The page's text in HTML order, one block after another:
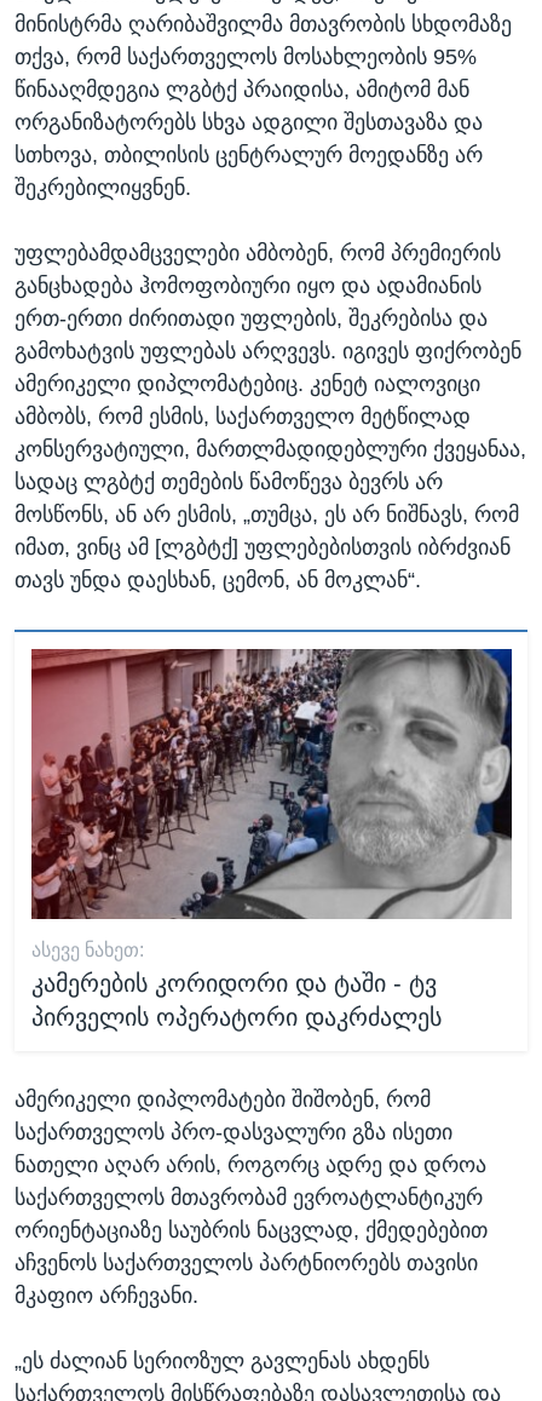
მინისტრმა ღარიბაშვილმა მთავრობის სხდომაზე
თქვა, რომ საქართველოს მოსახლეობის 95%
წინააღმდეგია ლგბტქ პრაიდისა, ამიტომ მან
ორგანიზატორებს სხვა ადგილი შესთავაზა და
სთხოვა, თბილისის ცენტრალურ მოედანზე არ
შეკრებილიყვნენ.
უფლებამდამცველები ამბობენ, რომ პრემიერის
განცხადება ჰომოფობიური იყო და ადამიანის
ერთ-ერთი ძირითადი უფლების, შეკრებისა და
გამოხატვის უფლებას არღვევს. იგივეს ფიქრობენ
ამერიკელი დიპლომატებიც. კენეტ იალოვიცი
ამბობს, რომ ესმის, საქართველო მეტწილად
კონსერვატიული, მართლმადიდებლური ქვეყანაა,
სადაც ლგბტქ თემების წამოწევა ბევრს არ
მოსწონს, ან არ ესმის, „თუმცა, ეს არ ნიშნავს, რომ
იმათ, ვინც ამ [ლგბტქ] უფლებებისთვის იბრძვიან
თავს უნდა დაესხან, ცემონ, ან მოკლან“.
ᲐᲡᲔᲕᲔ ᲜᲐᲮᲔᲗ:
კამერების კორიდორი და ტაში - ტვ
პირველის ოპერატორი დაკრძალეს
ამერიკელი დიპლომატები შიშობენ, რომ
საქართველოს პრო-დასვალური გზა ისეთი
ნათელი აღარ არის, როგორც ადრე და დროა
საქართველოს მთავრობამ ევროატლანტიკურ
ორიენტაციაზე საუბრის ნაცვლად, ქმედებებით
აჩვენოს საქართველოს პარტნიორებს თავისი
მკაფიო არჩევანი.
„ეს ძალიან სერიოზულ გავლენას ახდენს
საქართველოს მისწრაფებაზე დასავლეთისა და